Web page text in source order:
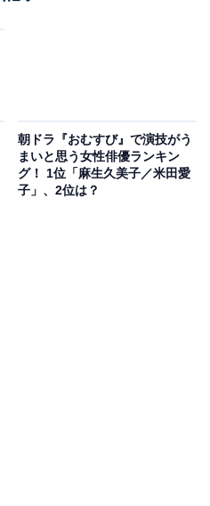
朝ドラ『おむすび』で演技がう
まいと思う女性俳優ランキン
グ！ 1位「麻生久美子／米田愛
子」、2位は？